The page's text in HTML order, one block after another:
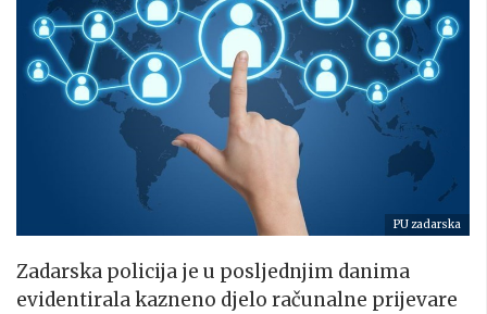
PU zadarska
Zadarska policija je u posljednjim danima
evidentirala kazneno djelo računalne prijevare